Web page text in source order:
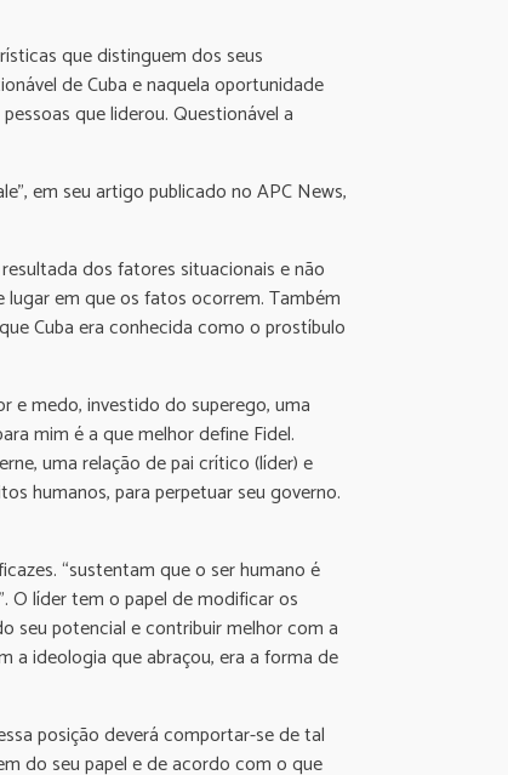
que distinguem dos seus
de Cuba e naquela oportunidade
que liderou. Questionável a
em seu artigo publicado no APC News,
dos fatores situacionais e não
em que os fatos ocorrem. Também
Cuba era conhecida como o prostíbulo
e medo, investido do superego, uma
mim é a que melhor define Fidel.
uma relação de pai crítico (líder) e
humanos, para perpetuar seu governo.
“sustentam que o ser humano é
O líder tem o papel de modificar os
seu potencial e contribuir melhor com a
a ideologia que abraçou, era a forma de
posição deverá comportar-se de tal
do seu papel e de acordo com o que